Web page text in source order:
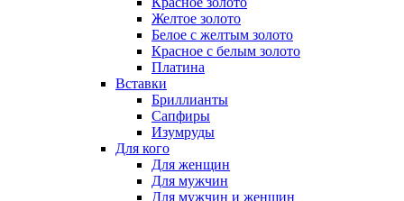
Желтое золото
Белое с желтым золото
Красное с белым золото
Платина
Вставки
Бриллианты
Сапфиры
Изумруды
Для кого
Для женщин
Для мужчин
Для мужчин и женщин